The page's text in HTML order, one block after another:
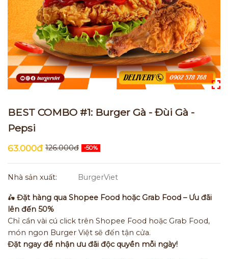
BEST COMBO #1: Burger Gà - Đùi Gà -
Pepsi
63.000đ 126.000đ -50%
Nhà sản xuất: BurgerViet
🛵 Đặt hàng qua Shopee Food hoặc Grab Food – Ưu đãi
lên đến 50%
Chỉ cần vài cú click trên Shopee Food hoặc Grab Food,
món ngon Burger Việt sẽ đến tận cửa.
Đặt ngay để nhận ưu đãi độc quyền mỗi ngày!